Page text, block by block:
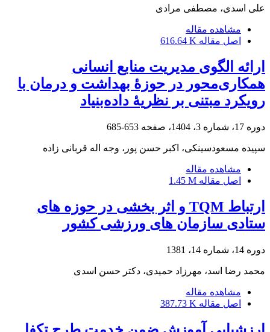
علی اسدی، مصطفی مرادی
مشاهده مقاله
اصل مقاله 616.64 K
ارائه الگوی مدیریت منابع انسانی
همکاری‌محور در حوزۀ بهداشت و درمان با
رویکرد مبتنی بر نظریۀ داده‌بنیاد
دوره 17، شماره 3، 1404، صفحه 653-685
سپیده مسعودسینکی، اکبر حسن پور، وجه اله قربانی زاده
مشاهده مقاله
اصل مقاله 1.45 M
ارتباط TQM و اثر بخشی در حوزه های
ستادی سازمان های ورزشی کشور
دوره 14، شماره 14، 1381
محمد رضا اسد، مهرزاد حمیدی، دکتر حسن اسدی
مشاهده مقاله
اصل مقاله 387.73 K